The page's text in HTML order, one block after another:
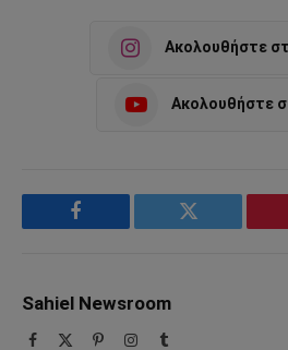
Ακολουθήστε
Ακολουθήστε
Facebook Twitter
Sahiel Newsroom
Facebook PinterestInstagram
Tumblr